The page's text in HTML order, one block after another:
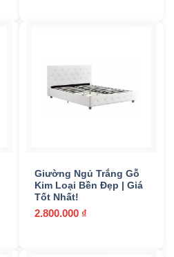
Giường Ngủ Trắng Gỗ
Kim Loại Bền Đẹp | Giá
Tốt Nhất!
2.800.000 ₫